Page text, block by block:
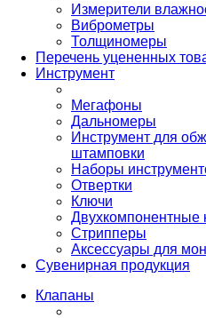
Измерители
Виброметры
Толщиномеры
Перечень уцененных
Инструмент
Мегафоны
Дальномеры
Инструмент для
штамповки
Наборы
Отвертки
Ключи
Двухкомпонентные
Стрипперы
Аксессуары для
Сувенирная продукция
Клапаны